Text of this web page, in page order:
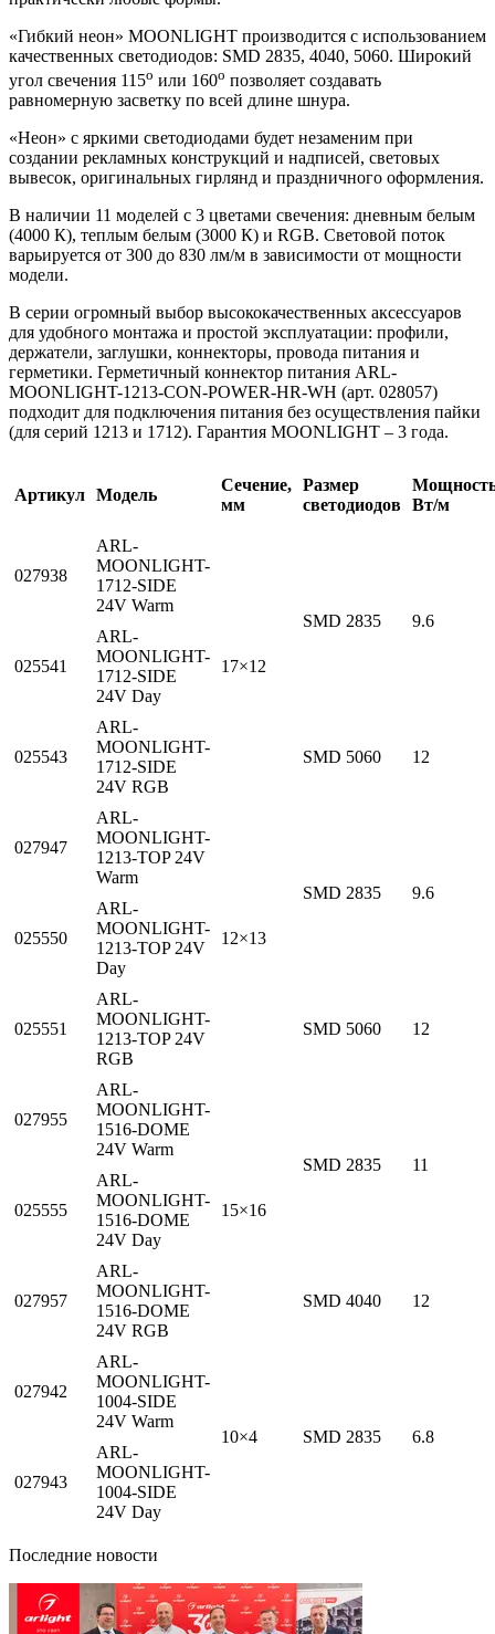
«Гибкий неон» MOONLIGHT производится с использованием
качественных светодиодов: SMD 2835, 4040, 5060. Широкий
угол свечения 115o или 160o позволяет создавать
равномерную засветку по всей длине шнура.
«Неон» с яркими светодиодами будет незаменим при
создании рекламных конструкций и надписей, световых
вывесок, оригинальных гирлянд и праздничного оформления.
В наличии 11 моделей с 3 цветами свечения: дневным белым
(4000 К), теплым белым (3000 К) и RGB. Световой поток
варьируется от 300 до 830 лм/м в зависимости от мощности
модели.
В серии огромный выбор высококачественных аксессуаров
для удобного монтажа и простой эксплуатации: профили,
держатели, заглушки, коннекторы, провода питания и
герметики. Герметичный коннектор питания ARL-
MOONLIGHT-1213-CON-POWER-HR-WH (арт. 028057)
подходит для подключения питания без осуществления пайки
(для серий 1213 и 1712). Гарантия MOONLIGHT – 3 года.
Артикул Модель
Сечение,
мм
Размер
светодиодов Вт/м
027938
ARL-
MOONLIGHT-
1712-SIDE
24V Warm
17×12
SMD 2835 9.6
025541
ARL-
MOONLIGHT-
1712-SIDE
24V Day
025543
ARL-
MOONLIGHT-
1712-SIDE
24V RGB
SMD 5060 12
027947
ARL-
MOONLIGHT-
1213-TOP 24V
Warm
12×13
SMD 2835 9.6
025550
ARL-
MOONLIGHT-
1213-TOP 24V
Day
025551
ARL-
MOONLIGHT-
1213-TOP 24V
RGB
SMD 5060 12
027955
ARL-
MOONLIGHT-
1516-DOME
24V Warm
15×16
SMD 2835 11
025555
ARL-
MOONLIGHT-
1516-DOME
24V Day
027957
ARL-
MOONLIGHT-
1516-DOME
24V RGB
SMD 4040 12
027942
ARL-
MOONLIGHT-
1004-SIDE
24V Warm
10×4
SMD 2835 6.8
027943
ARL-
MOONLIGHT-
1004-SIDE
24V Day
Последние новости